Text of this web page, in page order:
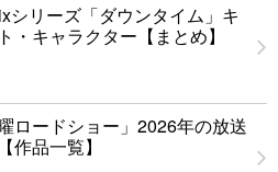
シリーズ「ダウンタイム」キ
・キャラクター【まとめ】
曜ロードショー」2026年の放送
作品一覧】